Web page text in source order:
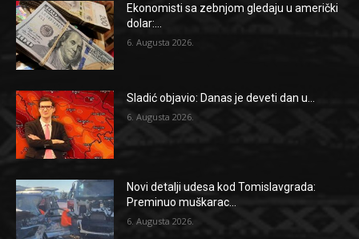
Ekonomisti sa zebnjom gledaju u američki
dolar:...
6. Augusta 2026.
Sladić objavio: Danas je deveti dan u...
6. Augusta 2026.
Novi detalji udesa kod Tomislavgrada:
Preminuo muškarac...
6. Augusta 2026.